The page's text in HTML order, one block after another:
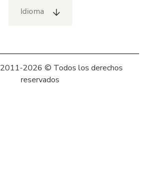
Idioma
2026 © Todos los derechos
reservados